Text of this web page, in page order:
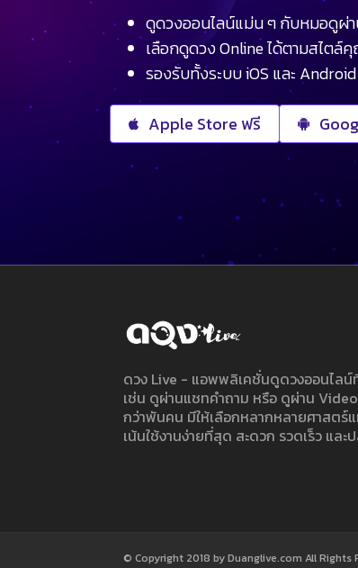
ดูดวงออนไลน์แม่น ๆ กับหมอดูผ่
เลือกดูดวง Online ได้ตามสไตล์
รองรับทั้งระบบ iOS และ
Apple Store ฟรี
ดวง Live - แอพพลิเคชั่นดูดวงออนไล
เช่น ดูผ่านแชทคำถาม หรือ ดูผ่าน
กว่าพันคน มีให้เลือกหลากหลายศาสตร์
เน้นใช้งานง่ายที่สุด สะดวก รวดเร็ว แล
© Copyright 2018 by Duanglive.com All Rights